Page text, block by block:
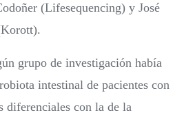
(Lifesequencing) y José
grupo de investigación había
intestinal de pacientes con
diferenciales con la de la